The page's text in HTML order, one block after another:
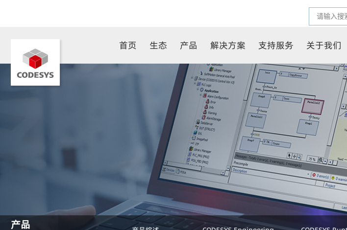
首页 生态 产品 解决方案 支持服务 关于我们
产品